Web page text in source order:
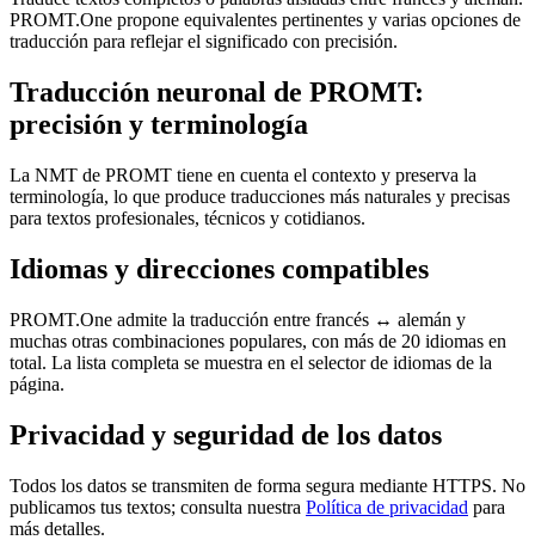
PROMT.One propone equivalentes pertinentes y varias opciones de
traducción para reflejar el significado con precisión.
Traducción neuronal de PROMT:
precisión y terminología
La NMT de PROMT tiene en cuenta el contexto y preserva la
terminología, lo que produce traducciones más naturales y precisas
para textos profesionales, técnicos y cotidianos.
Idiomas y direcciones compatibles
PROMT.One admite la traducción entre francés ↔ alemán y
muchas otras combinaciones populares, con más de 20 idiomas en
total. La lista completa se muestra en el selector de idiomas de la
página.
Privacidad y seguridad de los datos
Todos los datos se transmiten de forma segura mediante HTTPS. No
publicamos tus textos; consulta nuestra Política de privacidad para
más detalles.